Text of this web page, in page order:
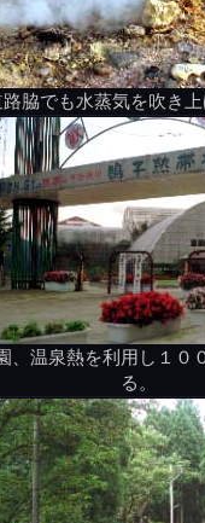
脇でも水蒸気を吹き上
、温泉熱を利用し１０
る。